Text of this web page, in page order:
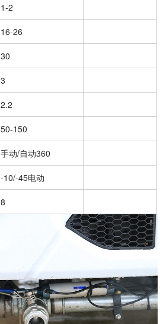
1-2
16-26
30
3
2.2
50-150
手动/自动360
-10/-45电动
8